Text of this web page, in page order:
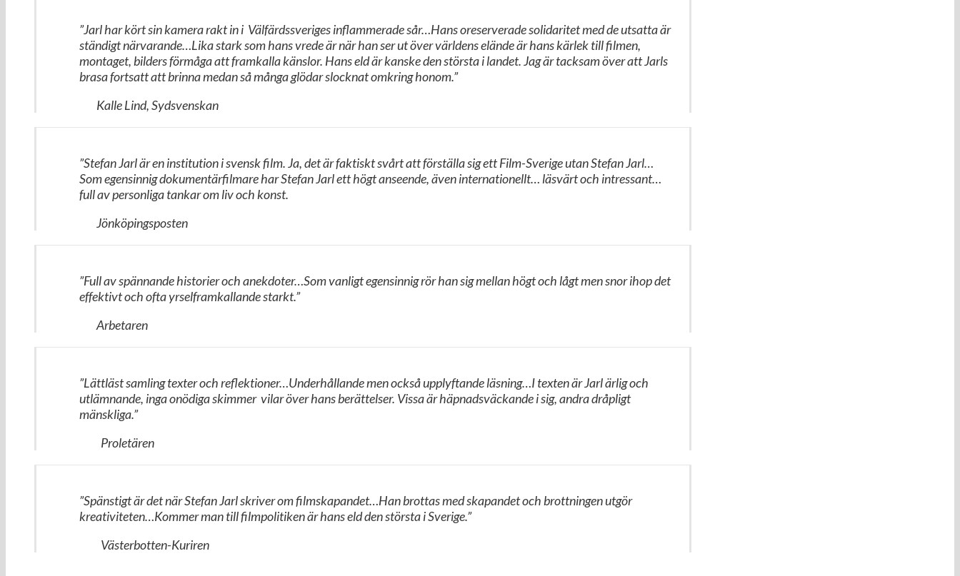
”Jarl har kört sin kamera rakt in i Välfärdssveriges inflammerade sår…Hans oreserverade solidaritet med de utsatta är
ständigt närvarande…Lika stark som hans vrede är när han ser ut över världens elände är hans kärlek till filmen,
montaget, bilders förmåga att framkalla känslor. Hans eld är kanske den största i landet. Jag är tacksam över att Jarls
brasa fortsatt att brinna medan så många glödar slocknat omkring honom.”
Kalle Lind, Sydsvenskan
”Stefan Jarl är en institution i svensk film. Ja, det är faktiskt svårt att förställa sig ett Film-Sverige utan Stefan Jarl…
Som egensinnig dokumentärfilmare har Stefan Jarl ett högt anseende, även internationellt… läsvärt och intressant…
full av personliga tankar om liv och konst.
Jönköpingsposten
”Full av spännande historier och anekdoter…Som vanligt egensinnig rör han sig mellan högt och lågt men snor ihop det
effektivt och ofta yrselframkallande starkt.”
Arbetaren
”Lättläst samling texter och reflektioner…Underhållande men också upplyftande läsning…I texten är Jarl ärlig och
utlämnande, inga onödiga skimmer vilar över hans berättelser. Vissa är häpnadsväckande i sig, andra dråpligt
mänskliga.”
Proletären
”Spänstigt är det när Stefan Jarl skriver om filmskapandet…Han brottas med skapandet och brottningen utgör
kreativiteten…Kommer man till filmpolitiken är hans eld den största i Sverige.”
Västerbotten-Kuriren